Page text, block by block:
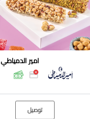
امير الدمياطي
توصيل